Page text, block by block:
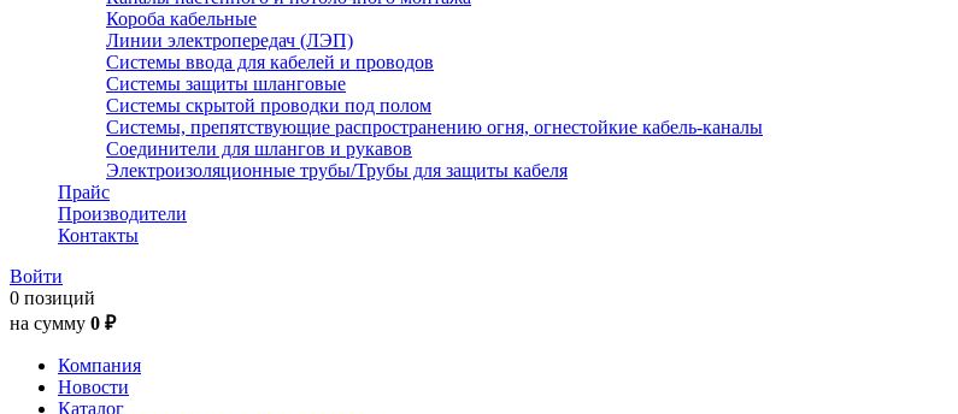
Короба кабельные
Линии электропередач (ЛЭП)
Системы ввода для кабелей и проводов
Системы защиты шланговые
Системы скрытой проводки под полом
Системы, препятствующие распространению огня, огнестойкие кабель-каналы
Соединители для шлангов и рукавов
Электроизоляционные трубы/Трубы для защиты кабеля
Прайс
Производители
Контакты
Войти
0 позиций
на сумму 0 ₽
Компания
Новости
Каталог